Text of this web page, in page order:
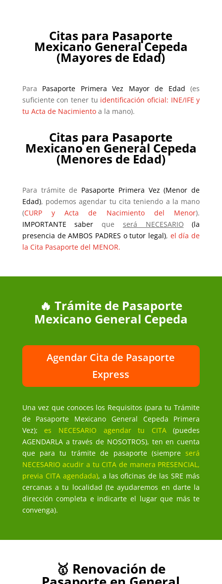
Citas para Pasaporte
Mexicano General Cepeda
(Mayores de Edad)
Para Pasaporte Primera Vez Mayor de Edad (es
suficiente con tener tu identificación oficial: INE/IFE y
tu Acta de Nacimientoa la mano).
Citas para Pasaporte
Mexicano en General Cepeda
(Menores de Edad)
Para trámite de Pasaporte Primera Vez (Menor de
Edad), podemos agendar tu cita teniendo a la mano
(CURP y Acta de Nacimiento del Menor).
IMPORTANTE saber que será NECESARIO
(la
presencia de AMBOS PADRES o tutor legal), el día de
la Cita Pasaporte del MENOR.
🔥 Trámite de Pasaporte
Mexicano General Cepeda
Agendar Cita de Pasaporte
Express
Una vez que conoces los Requisitos (para tu Trámite
de Pasaporte Mexicano General Cepeda Primera
Vez);es NECESARIO agendar tu CITA(puedes
AGENDARLA a través de NOSOTROS), ten en cuenta
que para tu trámite de pasaporte (siempreserá
NECESARIO acudir a tu CITA de manera PRESENCIAL,
previa CITA agendada), a las oficinas de las SRE más
cercanas a tu localidad (te ayudaremos en darte la
dirección completa e indicarte el lugar que más te
convenga).
🥇 Renovación de